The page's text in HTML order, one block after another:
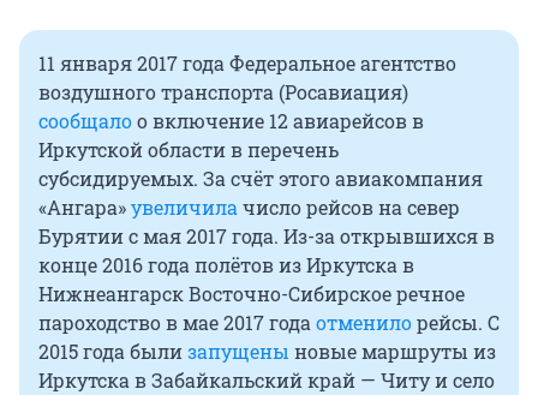
11 января 2017 года Федеральное агентство
воздушного транспорта (Росавиация)
сообщалоо включение 12 авиарейсов в
Иркутской области в перечень
субсидируемых. За счёт этого авиакомпания
«Ангара»увеличила число рейсов на север
Бурятии с мая 2017 года. Из-за открывшихся в
конце 2016 года полётов из Иркутска в
Нижнеангарск Восточно-Сибирское речное
пароходство в мае 2017 года отменилорейсы. С
2015 года былизапущены новые маршруты из
Иркутска в Забайкальский край — Читу и село